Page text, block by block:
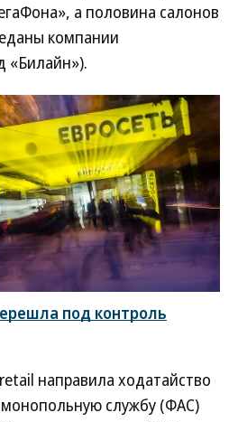
а половина салонов
компании
«Билайн»).
под контроль
направила ходатайство
службу (ФАС)